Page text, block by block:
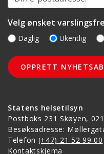
Statens helsetilsyn
Postboks 231 Skøyen,
Besøksadresse:
Telefon (+47) 21 52 99 00
Kontaktskjema
Velg ønsket
Daglig Ukentlig